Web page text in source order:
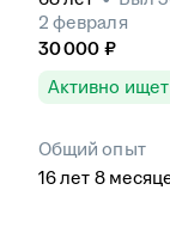
2 февраля
30 000 ₽
Активно
Общий опыт
16лет 8